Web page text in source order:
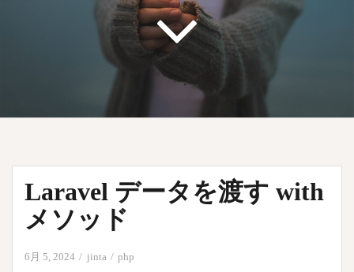
Laravel データを渡す with
メソッド
6月 5, 2024 jinta php